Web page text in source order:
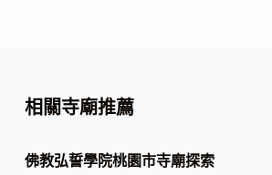
相關寺廟推薦
佛教弘誓學院桃園市寺廟探索